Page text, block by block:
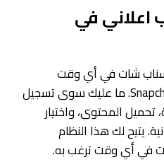
في
سناب شات في أي وقت
باستخدام Snapchat Ads Manager. ما عليك سوى تسجيل
المحتوى، واختيار
يتيح لك هذا النظام
في أي وقت ترغب به.